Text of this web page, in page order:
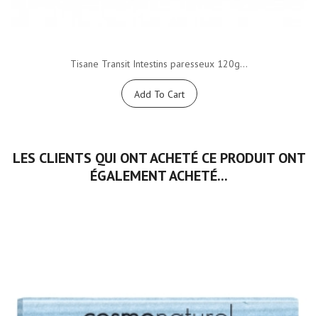
Tisane Transit Intestins paresseux 120g...
Add To Cart
LES CLIENTS QUI ONT ACHETÉ CE PRODUIT ONT
ÉGALEMENT ACHETÉ...